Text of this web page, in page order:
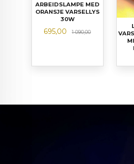
ARBEIDSLAMPE MED
ORANSJE VARSELLYS
30W
Tilbud
695,00 1 090,00Rabatt